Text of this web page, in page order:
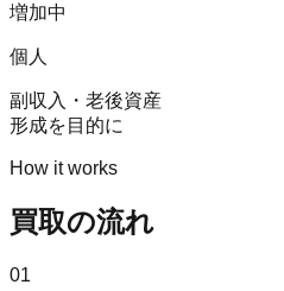
増加中
個人
副収入・老後資産
形成を目的に
How it works
買取の流れ
01